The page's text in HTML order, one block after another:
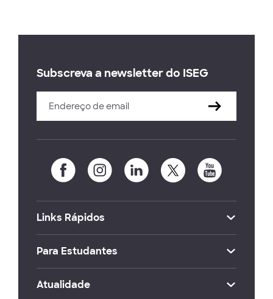
Subscreva a newsletter do ISEG
Links Rápidos
Para Estudantes
Atualidade